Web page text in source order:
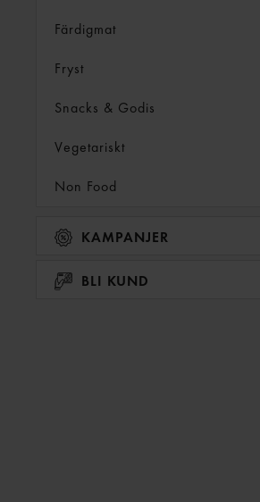
Färdigmat
Fryst
Snacks & Godis
Vegetariskt
Non Food
KAMPANJER
BLI KUND